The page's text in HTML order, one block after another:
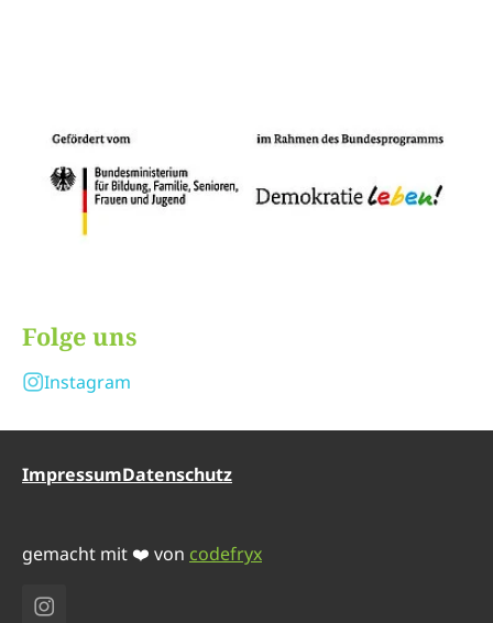
Folge uns
Instagram
ImpressumDatenschutz
gemacht mit ❤️ von codefryx
Instagram